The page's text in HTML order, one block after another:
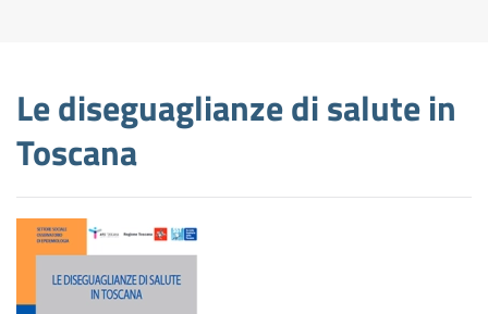
Le diseguaglianze di salute in
Toscana